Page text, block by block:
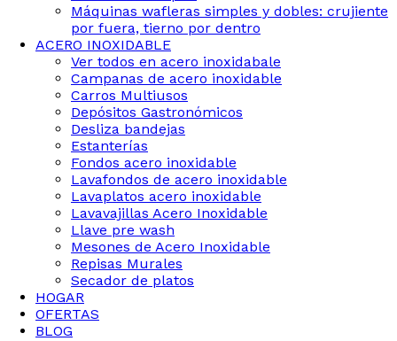
Máquinas wafleras simples y dobles: crujiente
por fuera, tierno por dentro
ACERO INOXIDABLE
Ver todos en acero inoxidabale
Campanas de acero inoxidable
Carros Multiusos
Depósitos Gastronómicos
Desliza bandejas
Estanterías
Fondos acero inoxidable
Lavafondos de acero inoxidable
Lavaplatos acero inoxidable
Lavavajillas Acero Inoxidable
Llave pre wash
Mesones de Acero Inoxidable
Repisas Murales
Secador de platos
HOGAR
OFERTAS
BLOG